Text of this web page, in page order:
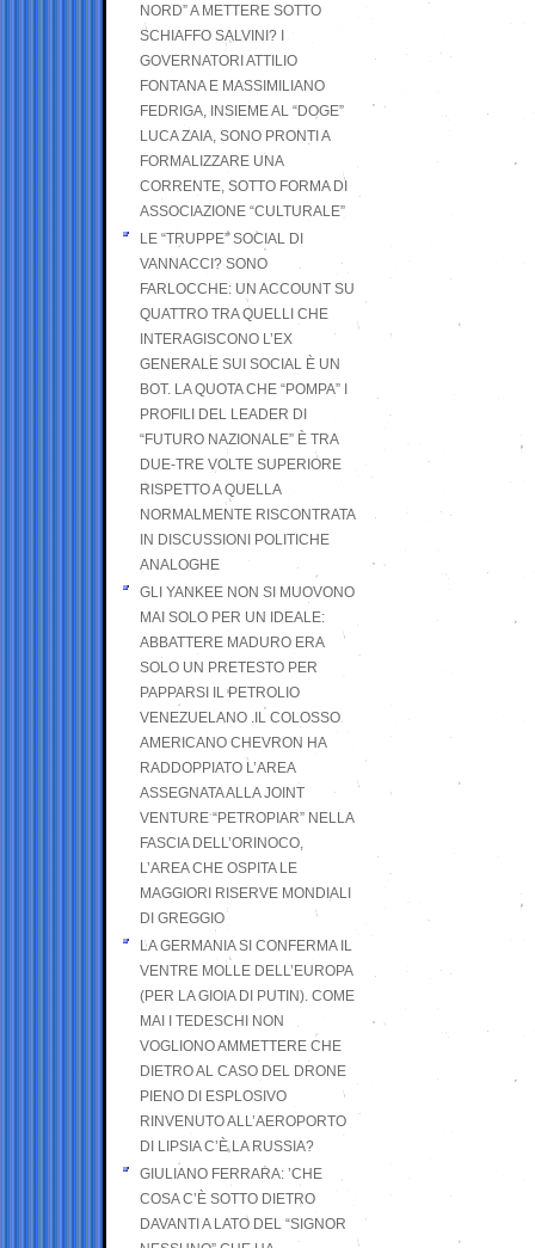
NORD” A METTERE SOTTO
SCHIAFFO SALVINI? I
GOVERNATORI ATTILIO
FONTANA E MASSIMILIANO
FEDRIGA, INSIEME AL “DOGE”
LUCA ZAIA, SONO PRONTI A
FORMALIZZARE UNA
CORRENTE, SOTTO FORMA DI
ASSOCIAZIONE “CULTURALE”
LE “TRUPPE” SOCIAL DI
VANNACCI? SONO
FARLOCCHE: UN ACCOUNT SU
QUATTRO TRA QUELLI CHE
INTERAGISCONO L’EX
GENERALE SUI SOCIAL È UN
BOT. LA QUOTA CHE “POMPA” I
PROFILI DEL LEADER DI
“FUTURO NAZIONALE” È TRA
DUE-TRE VOLTE SUPERIORE
RISPETTO A QUELLA
NORMALMENTE RISCONTRATA
IN DISCUSSIONI POLITICHE
ANALOGHE
GLI YANKEE NON SI MUOVONO
MAI SOLO PER UN IDEALE:
ABBATTERE MADURO ERA
SOLO UN PRETESTO PER
PAPPARSI IL PETROLIO
VENEZUELANO .IL COLOSSO
AMERICANO CHEVRON HA
RADDOPPIATO L’AREA
ASSEGNATA ALLA JOINT
VENTURE “PETROPIAR” NELLA
FASCIA DELL’ORINOCO,
L’AREA CHE OSPITA LE
MAGGIORI RISERVE MONDIALI
DI GREGGIO
LA GERMANIA SI CONFERMA IL
VENTRE MOLLE DELL’EUROPA
(PER LA GIOIA DI PUTIN). COME
MAI I TEDESCHI NON
VOGLIONO AMMETTERE CHE
DIETRO AL CASO DEL DRONE
PIENO DI ESPLOSIVO
RINVENUTO ALL’AEROPORTO
DI LIPSIA C’È LA RUSSIA?
GIULIANO FERRARA: ’CHE
COSA C’È SOTTO DIETRO
DAVANTI A LATO DEL “SIGNOR